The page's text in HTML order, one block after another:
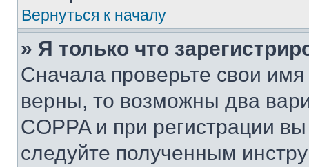
Вернуться к началу
» Я только что
Сначала проверьте свои
верны, то возможны два
COPPA и при регистрации
следуйте полученным